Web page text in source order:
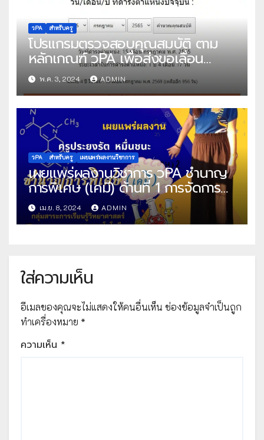
วPA สำหรับครู
โปรแกรมตรวจสอบคุณสมบัติ ตาม
หลักเกณฑ์ วPA เพื่อส่งขอเลื่อน
วิทยฐานะ
พ.ค. 3, 2024 ADMIN
วPA สำหรับครู เผยแพร่ผลงานวิชาการ
เผยแพร่ผลงานวิชาการ วPA ชำนาญ
การพิเศษ (เคมี) ด้านที่ 1 การจัดการ
เรียนการสอน แผนการสอน คลิปวีดีโอ
สอน คลิปวีดีโอแรงบันดาลใจ ด้านที่ 2
เม.ย. 8, 2024 ADMIN
ใส่ความเห็น
อีเมลของคุณจะไม่แสดงให้คนอื่นเห็น ช่องข้อมูลจำเป็นถูก
ทำเครื่องหมาย *
ความเห็น *